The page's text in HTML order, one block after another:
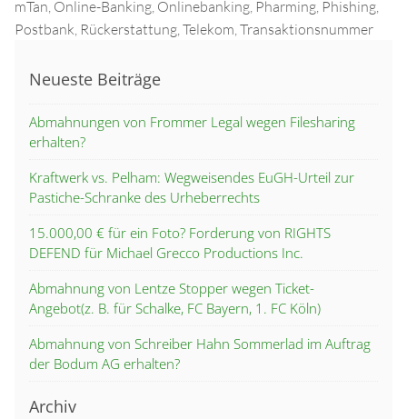
mTan, Online-Banking, Onlinebanking, Pharming, Phishing,
Postbank, Rückerstattung,Telekom,Transaktionsnummer
Neueste Beiträge
Abmahnungen von Frommer Legal wegen Filesharing
erhalten?
Kraftwerk vs. Pelham: Wegweisendes EuGH-Urteil zur
Pastiche-Schranke des Urheberrechts
15.000,00 € für ein Foto? Forderung von RIGHTS
DEFEND für Michael Grecco Productions Inc.
Abmahnung von Lentze Stopper wegen Ticket-
Angebot(z. B. für Schalke, FC Bayern, 1. FC Köln)
Abmahnung von Schreiber Hahn Sommerlad im Auftrag
der Bodum AG erhalten?
Archiv